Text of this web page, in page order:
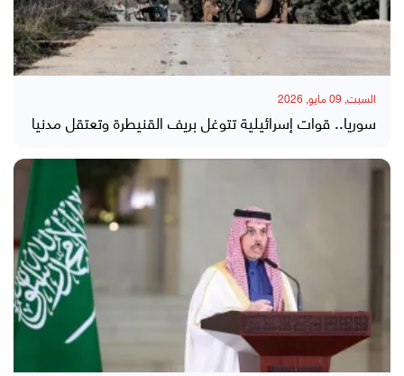
السبت, 09 مايو, 2026
سوريا.. قوات إسرائيلية تتوغل بريف القنيطرة وتعتقل مدنيا